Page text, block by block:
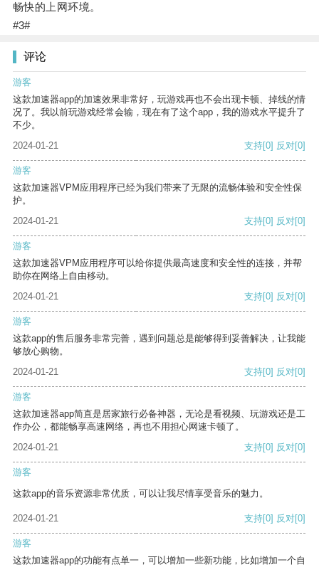
畅快的上网环境。
#3#
评论
游客
这款加速器app的加速效果非常好，玩游戏再也不会出现卡顿、掉线的情
况了。我以前玩游戏经常会输，现在有了这个app，我的游戏水平提升了
不少。
2024-01-21
支持[0] 反对[0]
游客
这款加速器VPM应用程序已经为我们带来了无限的流畅体验和安全性保
护。
2024-01-21
支持[0] 反对[0]
游客
这款加速器VPM应用程序可以给你提供最高速度和安全性的连接，并帮
助你在网络上自由移动。
2024-01-21
支持[0] 反对[0]
游客
这款app的售后服务非常完善，遇到问题总是能够得到妥善解决，让我能
够放心购物。
2024-01-21
支持[0] 反对[0]
游客
这款加速器app简直是居家旅行必备神器，无论是看视频、玩游戏还是工
作办公，都能畅享高速网络，再也不用担心网速卡顿了。
2024-01-21
支持[0] 反对[0]
游客
这款app的音乐资源非常优质，可以让我尽情享受音乐的魅力。
2024-01-21 支持[0] 反对[0]
游客
这款加速器app的功能有点单一，可以增加一些新功能，比如增加一个自